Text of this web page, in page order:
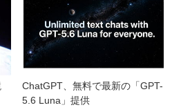
ChatGPT、無料で最新の「GPT-
5.6 Luna」提供